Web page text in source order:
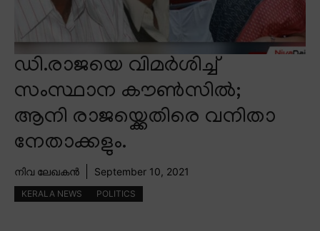
ഡി.രാജയെ വിമർശിച്ച്
സംസ്ഥാന കൗൺസിൽ;
ആനി രാജയ്ക്കെതിരെ വനിതാ
നേതാക്കളും.
നിവ ലേഖകൻ September 10, 2021
KERALA NEWS POLITICS